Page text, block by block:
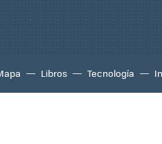
Libros Tecnología